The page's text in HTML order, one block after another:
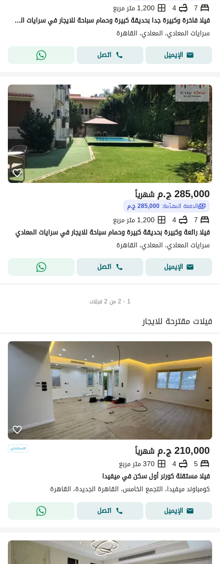
7
4
1,200 متر مربع
فيلا فاخرة وكبيرة جدا بحديقة كبيرة وحمام سباحة للايجار في سرايات المعادي
سرايات المعادي، المعادي، القاهرة
الإيميل
اتصل
ج.م285,000 شهرياً
الدفعة المقدّمة: 285,000 ج.م
7
4
1,200 متر مربع
فيلا رائعة وكبيرة بحديقة كبيرة وحمام سباحة للايجار في سرايات المعادي
سرايات المعادي، المعادي، القاهرة
الإيميل
اتصل
1 - 2 من 2 فيلات
فيلات مقترحة للايجار
ج.م210,000 شهرياً
5
4
370 متر مربع
فيلا مستقلة كورنر أول سكن في ميفيدا
كومباوند ميفيدا، التجمع الخامس، القاهرة الجديدة، القاهرة
الإيميل
اتصل